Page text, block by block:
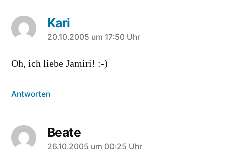
Kari
sagt:
20.10.2005 um 17:50 Uhr
Oh, ich liebe Jamiri! :-)
Antworten
Beate
sagt:
26.10.2005 um 00:25 Uhr